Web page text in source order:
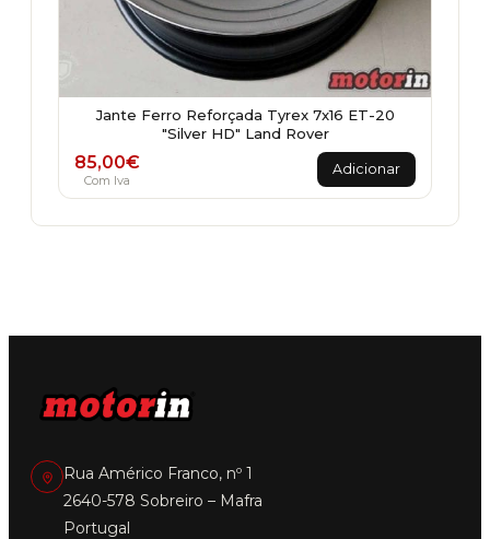
Jante Ferro Reforçada Tyrex 7x16 ET-20
"Silver HD" Land Rover
85,00€
Com Iva
Adicionar
Rua Américo Franco, nº 1
2640-578 Sobreiro – Mafra
Portugal